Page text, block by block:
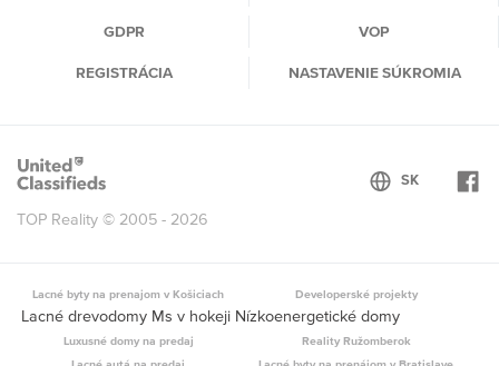
GDPR VOP
REGISTRÁCIA NASTAVENIE SÚKROMIA
TOP Reality © 2005 - 2026
Lacné byty na prenajom v Košiciach Developerské projekty
Lacné drevodomy Ms v hokeji Nízkoenergetické domy
Luxusné domy na predaj
Reality Ružomberok